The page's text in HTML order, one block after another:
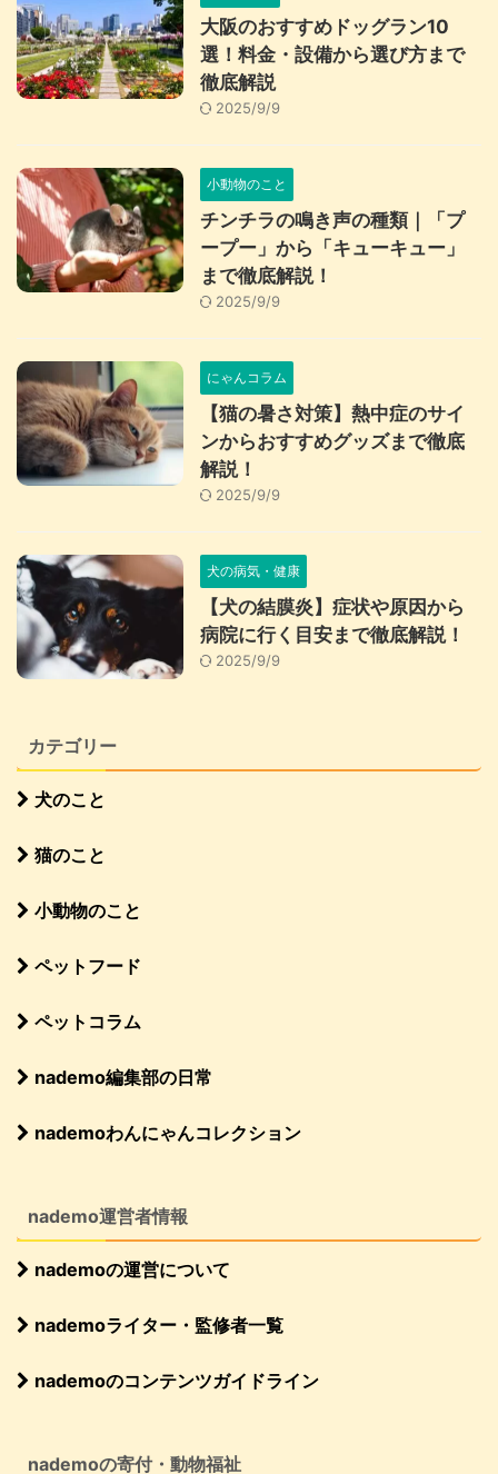
大阪のおすすめドッグラン10
選！料金・設備から選び方まで
徹底解説
2025/9/9
小動物のこと
チンチラの鳴き声の種類｜「プ
ープー」から「キューキュー」
まで徹底解説！
2025/9/9
にゃんコラム
【猫の暑さ対策】熱中症のサイ
ンからおすすめグッズまで徹底
解説！
2025/9/9
犬の病気・健康
【犬の結膜炎】症状や原因から
病院に行く目安まで徹底解説！
2025/9/9
カテゴリー
犬のこと
猫のこと
小動物のこと
ペットフード
ペットコラム
nademo編集部の日常
nademoわんにゃんコレクション
nademo運営者情報
nademoの運営について
nademoライター・監修者一覧
nademoのコンテンツガイドライン
nademoの寄付・動物福祉